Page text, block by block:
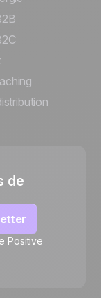
de
Positive